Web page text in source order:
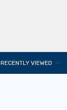
RECENTLY VIEWED